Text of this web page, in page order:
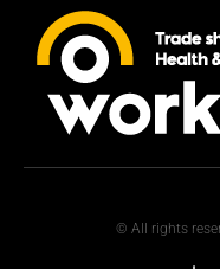
© All rights